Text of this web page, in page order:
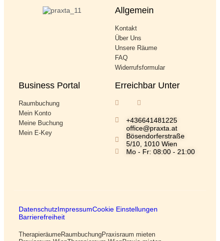
Allgemein
Kontakt
Über Uns
Unsere Räume
FAQ
Widerrufsformular
Business Portal
Raumbuchung
Mein Konto
Meine Buchung
Mein E-Key
Erreichbar Unter
+436641481225
office@praxta.at
Bösendorferstraße
5/10, 1010 Wien
Mo - Fr: 08:00 - 21:00
DatenschutzImpressumCookie Einstellungen
Barrierefreiheit
TherapieräumeRaumbuchungPraxisraum mieten